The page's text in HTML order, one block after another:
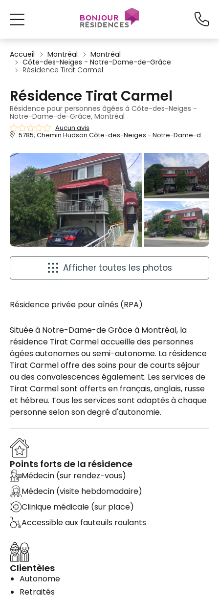
Accueil Montréal
Montréal
Côte-des-Neiges - Notre-Dame-de-Grâce
Résidence Tirat Carmel
Résidence Tirat Carmel
Résidence pour personnes âgées à Côte-des-Neiges -
Notre-Dame-de-Grâce, Montréal
Aucun avis
5785, Chemin Hudson Côte-des-Neiges - Notre-Dame-de-Grâce, Montréal, QC, H3S 2G4
Afficher toutes les photos
Résidence privée pour aînés (RPA)
Située à Notre-Dame-de Grâce à Montréal, la
résidence Tirat Carmel accueille des personnes
âgées autonomes ou semi-autonome. La résidence
Tirat Carmel offre des soins pour de courts séjour
ou des convalescences également. Les services de
Tirat Carmel sont offerts en français, anglais, russe
et hébreu. Tous les services sont adaptés à chaque
personne selon son degré d'autonomie.
Points forts de la résidence
Médecin (sur rendez-vous)
Médecin (visite hebdomadaire)
Clinique médicale (sur place)
Accessible aux fauteuils roulants
Clientèles
Autonome
Retraités